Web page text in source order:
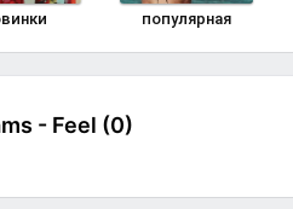
популярная
- Feel (0)